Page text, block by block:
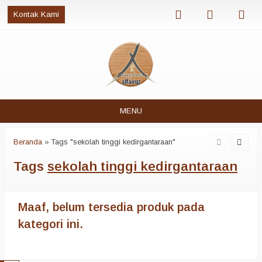
Kontak Kami
MENU
Beranda »Tags "sekolah tinggi kedirgantaraan"
Tags sekolah tinggi kedirgantaraan
Maaf, belum tersedia produk pada
kategori ini.